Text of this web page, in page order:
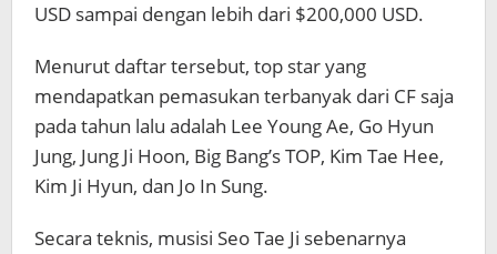
USD sampai dengan lebih dari $200,000 USD.
Menurut daftar tersebut, top star yang
mendapatkan pemasukan terbanyak dari CF saja
pada tahun lalu adalah Lee Young Ae, Go Hyun
Jung, Jung Ji Hoon, Big Bang’s TOP, Kim Tae Hee,
Kim Ji Hyun, dan Jo In Sung.
Secara teknis, musisi Seo Tae Ji sebenarnya